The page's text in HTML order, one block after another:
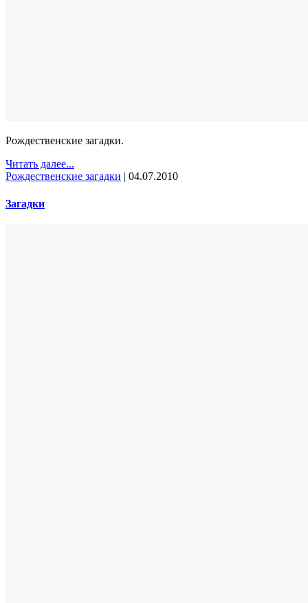
Рождественские загадки.
Читать далее...
Рождественские загадки | 04.07.2010
Загадки